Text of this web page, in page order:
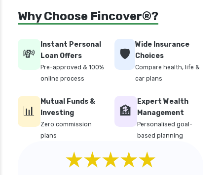
personal loan in coimbatore
personal loan in delhi
personal loan in hyderabad
personal loan in karnataka
personal loan in lucknow
personal loan in madurai
personal loan in maharashtra
personal loan in mumbai
personal loan in tamilnadu
Why Choose Fincover®?
💸
Instant Personal
Loan Offers
Pre-approved & 100%
online process
🛡️
Wide Insurance
Choices
Compare health, life &
car plans
📊
Mutual Funds &
Investing
Zero commission
plans
🏦
Expert Wealth
Management
Personalised goal-
based planning
★★★★★